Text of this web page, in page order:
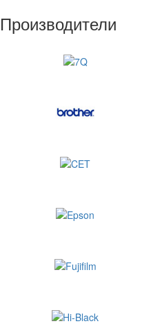
Производители